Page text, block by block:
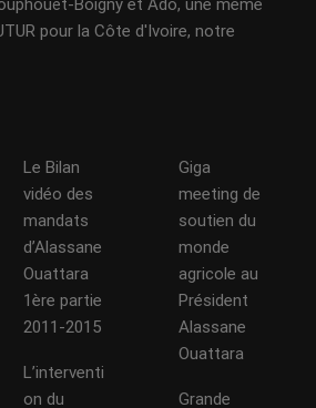
Boigny et Ado, une même
pour la Côte d'Ivoire, notre
Le Bilan
vidéo des
mandats
d’Alassane
Ouattara
1ère partie
2011-2015
L’interventi
on du
Giga
meeting de
soutien du
monde
agricole au
Président
Alassane
Ouattara
Grande